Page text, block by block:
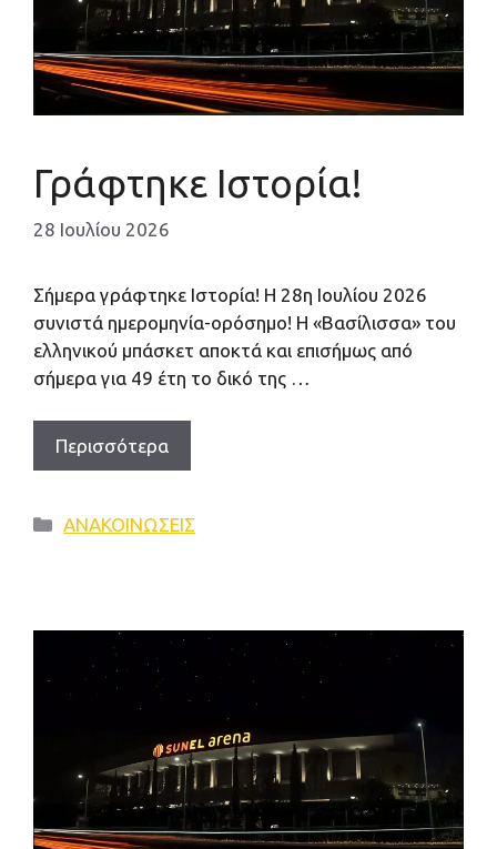
Γράφτηκε Ιστορία!
28 Ιουλίου 2026
Σήμερα γράφτηκε Ιστορία! Η 28η Ιουλίου 2026
συνιστά ημερομηνία-ορόσημο! Η «Βασίλισσα» του
ελληνικού μπάσκετ αποκτά και επισήμως από
σήμερα για 49 έτη το δικό της …
Περισσότερα
Κατηγορίες
ΑΝΑΚΟΙΝΩΣΕΙΣ